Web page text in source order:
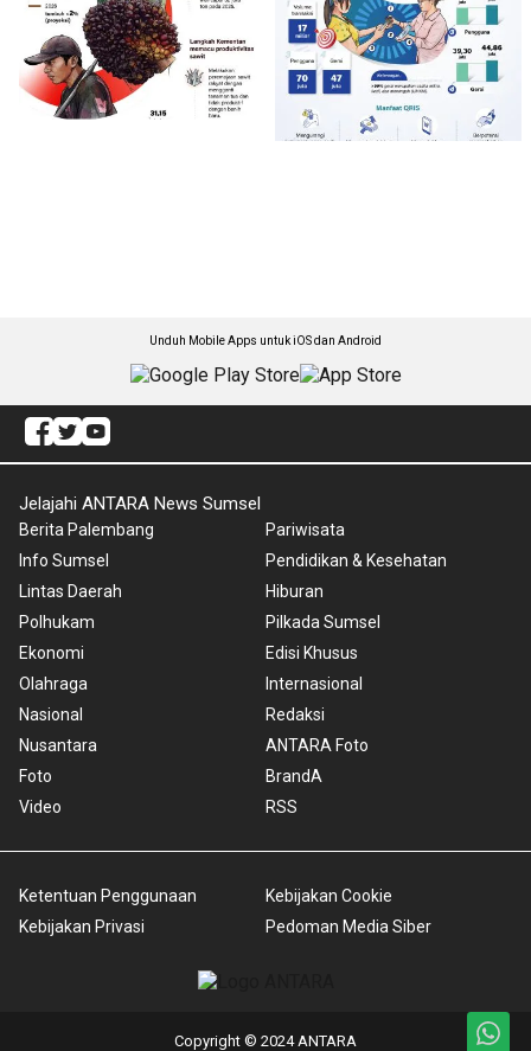
Unduh Mobile Apps untuk iOS dan Android
Jelajahi ANTARA News Sumsel
Berita Palembang
Info Sumsel
Lintas Daerah
Polhukam
Ekonomi
Olahraga
Nasional
Nusantara
Foto
Video
Pariwisata
Pendidikan & Kesehatan
Hiburan
Pilkada Sumsel
Edisi Khusus
Internasional
Redaksi
ANTARA Foto
BrandA
RSS
Ketentuan Penggunaan
Kebijakan Privasi
Kebijakan Cookie
Pedoman Media Siber
Copyright © 2024 ANTARA